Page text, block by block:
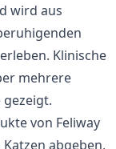
wird aus
Klinische
mehrere
von Feliway
abgeben,